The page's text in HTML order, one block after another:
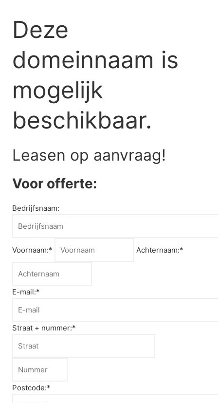
contentDeze
domeinnaam is
mogelijk
beschikbaar.
Leasen op aanvraag!
Voor offerte:
Bedrijfsnaam:
Voornaam:* Achternaam:*
E-mail:*
Straat + nummer:*
Postcode:*